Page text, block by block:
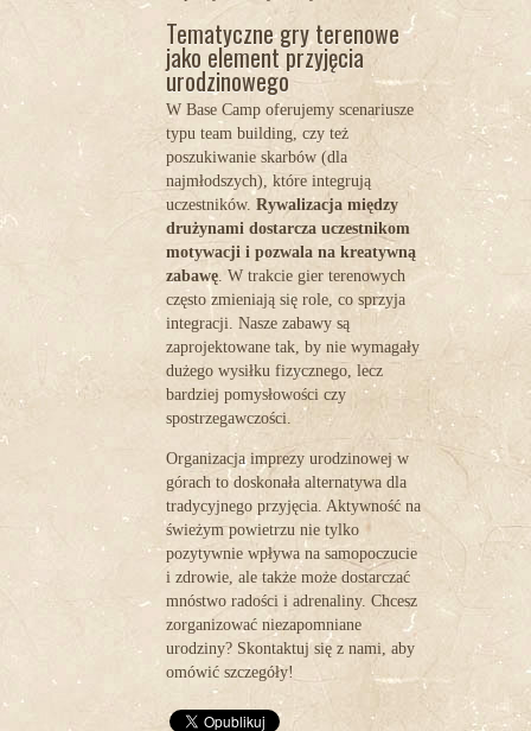
Tematyczne gry terenowe
jako element przyjęcia
urodzinowego
W Base Camp oferujemy scenariusze
typu team building, czy też
poszukiwanie skarbów (dla
najmłodszych), które integrują
uczestników. Rywalizacja między
drużynami dostarcza uczestnikom
motywacji i pozwala na kreatywną
zabawę . W trakcie gier terenowych
często zmieniają się role, co sprzyja
integracji. Nasze zabawy są
zaprojektowane tak, by nie wymagały
dużego wysiłku fizycznego, lecz
bardziej pomysłowości czy
spostrzegawczości.
Organizacja imprezy urodzinowej w
górach to doskonała alternatywa dla
tradycyjnego przyjęcia. Aktywność na
świeżym powietrzu nie tylko
pozytywnie wpływa na samopoczucie
i zdrowie, ale także może dostarczać
mnóstwo radości i adrenaliny. Chcesz
zorganizować niezapomniane
urodziny? Skontaktuj się z nami , aby
omówić szczegóły!